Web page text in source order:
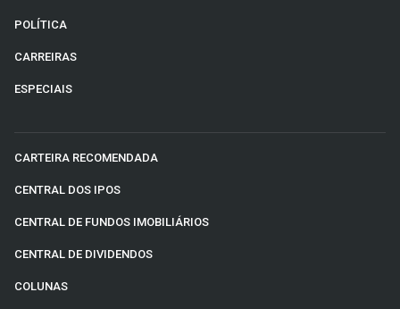
POLÍTICA
CARREIRAS
ESPECIAIS
CARTEIRA RECOMENDADA
CENTRAL DOS IPOS
CENTRAL DE FUNDOS IMOBILIÁRIOS
CENTRAL DE DIVIDENDOS
COLUNAS